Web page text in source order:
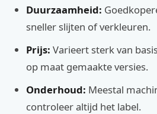
Duurzaamheid:
sneller slijten of verkleuren.
Prijs: Varieert sterk van
op maat gemaakte versies.
Onderhoud: Meestal
controleer altijd het label.